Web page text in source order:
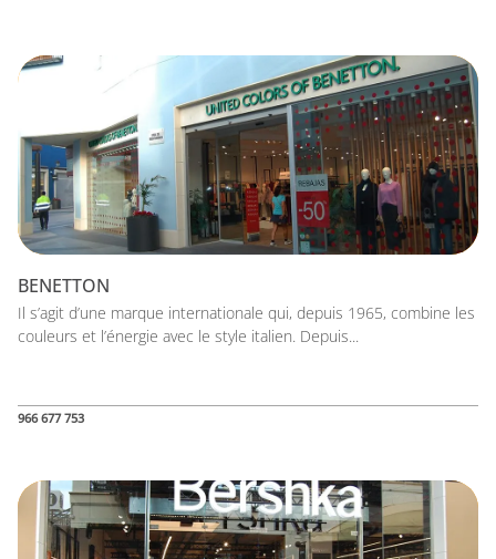
BENETTON
Il s’agit d’une marque internationale qui, depuis 1965, combine les
couleurs et l’énergie avec le style italien. Depuis...
966 677 753